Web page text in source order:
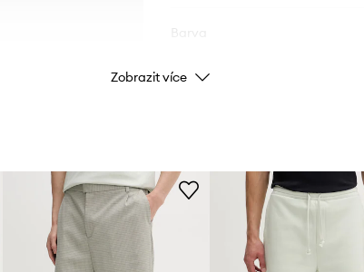
Značka
ID produktu
Zobrazit více